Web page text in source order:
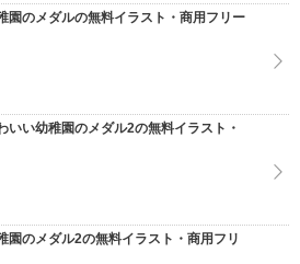
園のメダルの無料イラスト・商用フリー
いい幼稚園のメダル2の無料イラスト・
園のメダル2の無料イラスト・商用フリ